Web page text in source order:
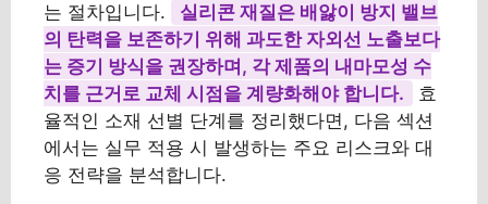
는 절차입니다.
실리콘 재질은 배앓이 방지 밸브
의 탄력을 보존하기 위해 과도한 자외선 노출보다
는 증기 방식을 권장하며, 각 제품의 내마모성 수
치를 근거로 교체 시점을 계량화해야 합니다.
효
율적인 소재 선별 단계를 정리했다면, 다음 섹션
에서는 실무 적용 시 발생하는 주요 리스크와 대
응 전략을 분석합니다.